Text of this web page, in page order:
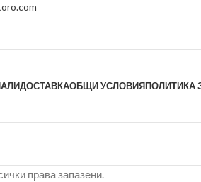
ДОСТАВКАОБЩИ УСЛОВИЯПОЛИТИКА
права запазени.